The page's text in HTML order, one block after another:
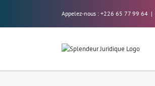
content
Appelez-nous : +226 65 77 99 64 |